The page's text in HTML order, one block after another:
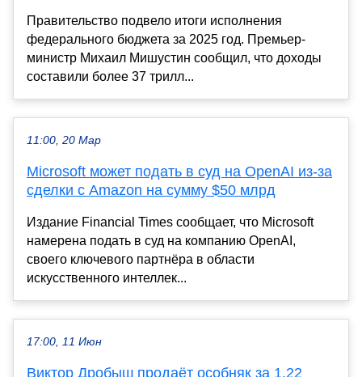
Правительство подвело итоги исполнения
федерального бюджета за 2025 год. Премьер-
министр Михаил Мишустин сообщил, что доходы
составили более 37 трилл...
11:00, 20 Мар
Microsoft может подать в суд на OpenAI из-за
сделки с Amazon на сумму $50 млрд
Издание Financial Times сообщает, что Microsoft
намерена подать в суд на компанию OpenAI,
своего ключевого партнёра в области
искусственного интеллек...
17:00, 11 Июн
Виктор Дробыш продаёт особняк за 1,22